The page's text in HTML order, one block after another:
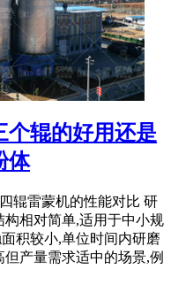
个辊的好用还是
体
辊雷蒙机的性能对比 研
相对简单,适用于中小规
积较小,单位时间内研磨
产量需求适中的场景,例